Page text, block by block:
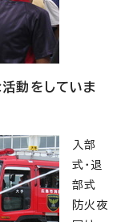
動をしていま
入部
式・退
部式
防火夜